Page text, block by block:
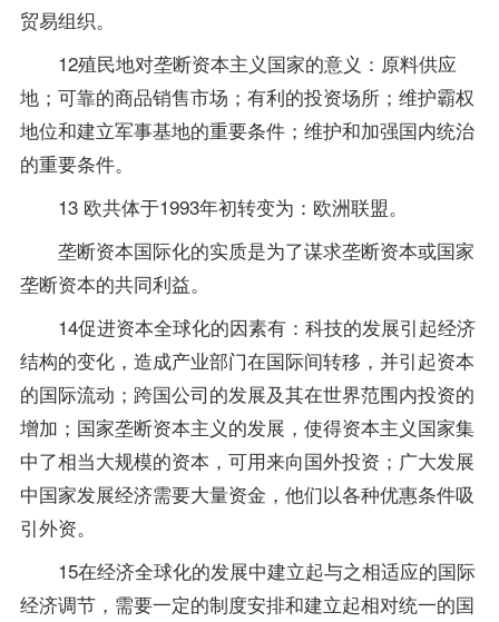
贸易组织。
12殖民地对垄断资本主义国家的意义：原料供应
地；可靠的商品销售市场；有利的投资场所；维护霸权
地位和建立军事基地的重要条件；维护和加强国内统治
的重要条件。
13 欧共体于1993年初转变为：欧洲联盟。
垄断资本国际化的实质是为了谋求垄断资本或国家
垄断资本的共同利益。
14促进资本全球化的因素有：科技的发展引起经济
结构的变化，造成产业部门在国际间转移，并引起资本
的国际流动；跨国公司的发展及其在世界范围内投资的
增加；国家垄断资本主义的发展，使得资本主义国家集
中了相当大规模的资本，可用来向国外投资；广大发展
中国家发展经济需要大量资金，他们以各种优惠条件吸
引外资。
15在经济全球化的发展中建立起与之相适应的国际
经济调节，需要一定的制度安排和建立起相对统一的国